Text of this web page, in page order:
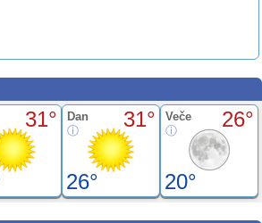
31° Dan 31°
26°
Veče 26°
20°